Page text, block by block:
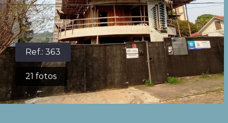
Ref.:363
21 fotos